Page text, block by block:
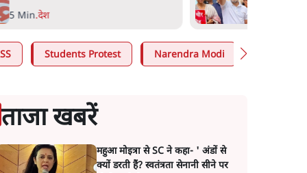
5 Min.देश
Students Protest Narendra Modi
ताजा खबरें
महुआ मोइत्रा से SC ने कहा- ' अंडों से
क्यों डरती हैं? स्वतंत्रता सेनानी सीने पर